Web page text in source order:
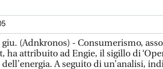
giu. (Adnkronos) - Consumerismo,
ha attribuito ad Engie, il sigillo di
A seguito di un’analisi,